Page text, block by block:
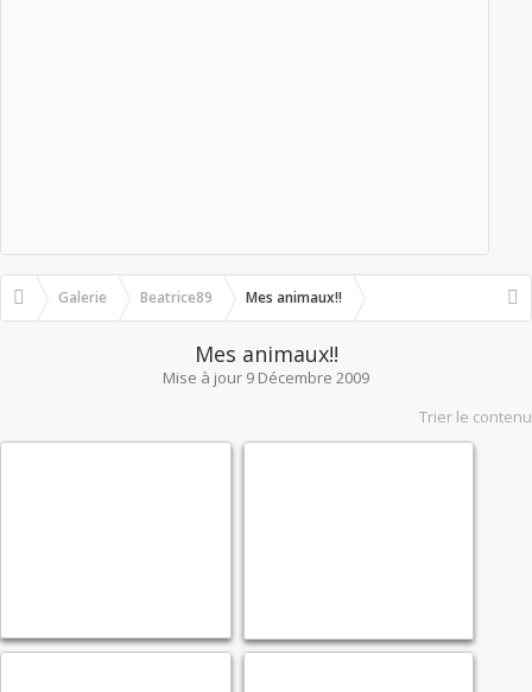
Galerie Beatrice89 Mes animaux!!
Mes animaux!!
Mise à jour 9 Décembre 2009
Trier le contenu